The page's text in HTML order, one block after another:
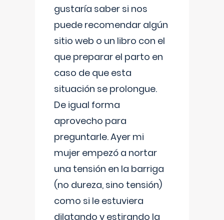
gustaría saber si nos
puede recomendar algún
sitio web o un libro con el
que preparar el parto en
caso de que esta
situación se prolongue.
De igual forma
aprovecho para
preguntarle. Ayer mi
mujer empezó a nortar
una tensión en la barriga
(no dureza, sino tensión)
como si le estuviera
dilatando y estirando la